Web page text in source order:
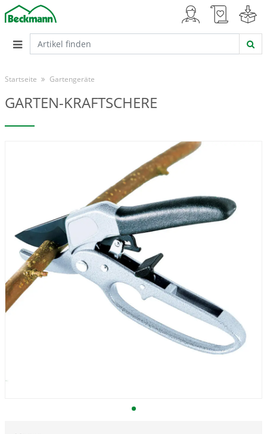
Startseite Gartengeräte
GARTEN-KRAFTSCHERE